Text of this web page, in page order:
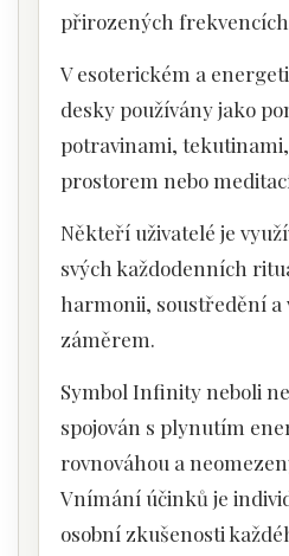
přirozených
V esoterickém a
desky používány jako
potravinami,
prostorem nebo
Někteří uživatelé je
svých každodenních
harmonii, soustředění a
záměrem.
Symbol Infinity neboli
spojován s plynutím
rovnováhou a
Vnímání účinků je
osobní zkušenosti